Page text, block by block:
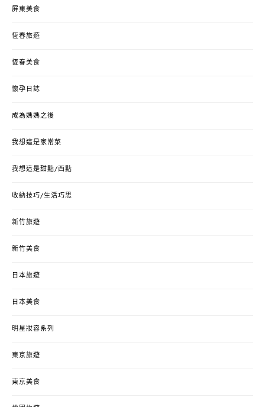
屏東美食
恆春旅遊
恆春美食
懷孕日誌
成為媽媽之後
我想這是家常菜
我想這是甜點/西點
收納技巧/生活巧思
新竹旅遊
新竹美食
日本旅遊
日本美食
明星妝容系列
東京旅遊
東京美食